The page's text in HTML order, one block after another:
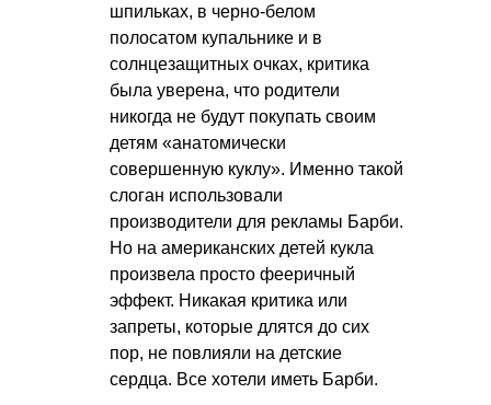
шпильках, в черно-белом
полосатом купальнике и в
солнцезащитных очках, критика
была уверена, что родители
никогда не будут покупать своим
детям «анатомически
совершенную куклу». Именно такой
слоган использовали
производители для рекламы Барби.
Но на американских детей кукла
произвела просто фееричный
эффект. Никакая критика или
запреты, которые длятся до сих
пор, не повлияли на детские
сердца. Все хотели иметь Барби.